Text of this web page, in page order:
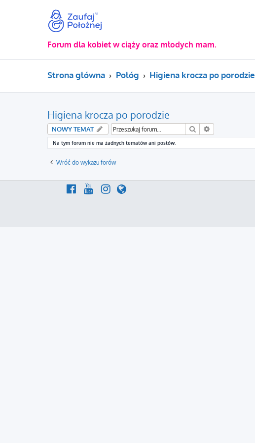
Forum dla kobiet w ciąży oraz młodych mam.
Strona główna Połóg Higiena krocza po porodzie
Higiena krocza po porodzie
NOWY TEMAT Szukaj
Na tym forum nie ma żadnych tematów ani postów.
Wróć do wykazu forów